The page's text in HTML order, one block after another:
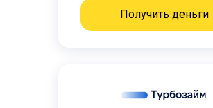
Получить деньги